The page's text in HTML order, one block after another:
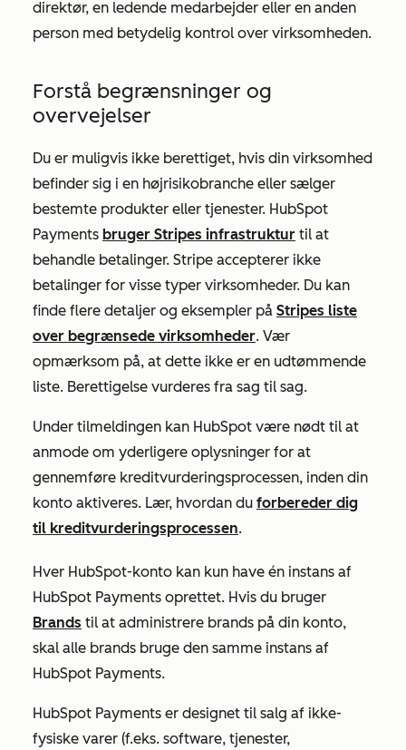
direktør, en ledende medarbejder eller en anden
person med betydelig kontrol over virksomheden.
Forstå begrænsninger og
overvejelser
Du er muligvis ikke berettiget, hvis din virksomhed
befinder sig i en højrisikobranche eller sælger
bestemte produkter eller tjenester. HubSpot
Payments bruger Stripes infrastruktur til at
behandle betalinger. Stripe accepterer ikke
betalinger for visse typer virksomheder. Du kan
finde flere detaljer og eksempler på Stripes liste
over begrænsede virksomheder. Vær
opmærksom på, at dette ikke er en udtømmende
liste. Berettigelse vurderes fra sag til sag.
Under tilmeldingen kan HubSpot være nødt til at
anmode om yderligere oplysninger for at
gennemføre kreditvurderingsprocessen, inden din
konto aktiveres. Lær, hvordan du forbereder dig
til kreditvurderingsprocessen.
Hver HubSpot-konto kan kun have én instans af
HubSpot Payments oprettet. Hvis du bruger
Brands til at administrere brands på din konto,
skal alle brands bruge den samme instans af
HubSpot Payments.
HubSpot Payments er designet til salg af ikke-
fysiske varer (f.eks. software, tjenester,